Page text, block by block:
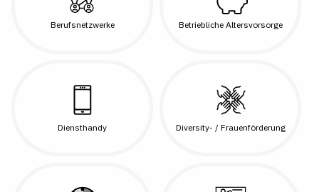
Berufsnetzwerke Betriebliche Altersvorsorge
Diensthandy Diversity- / Frauenförderung